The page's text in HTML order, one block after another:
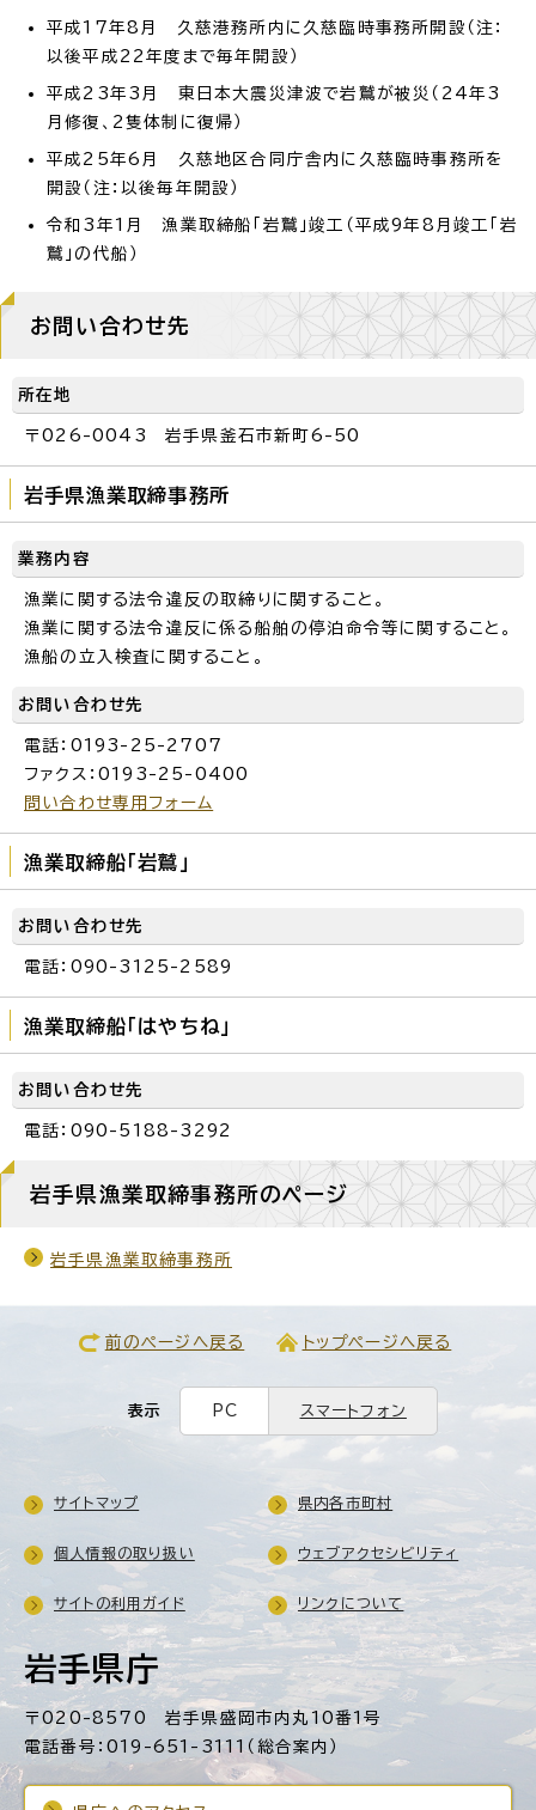
平成17年8月 久慈港務所内に久慈臨時事務所開設（注：
以後平成22年度まで毎年開設）
平成23年3月 東日本大震災津波で岩鷲が被災（24年3
月修復、2隻体制に復帰）
平成25年6月 久慈地区合同庁舎内に久慈臨時事務所を
開設（注：以後毎年開設）
令和3年1月 漁業取締船「岩鷲」竣工（平成9年8月竣工「岩
鷲」の代船）
お問い合わせ先
所在地
〒026-0043 岩手県釜石市新町6-50
岩手県漁業取締事務所
業務内容
漁業に関する法令違反の取締りに関すること。
漁業に関する法令違反に係る船舶の停泊命令等に関すること。
漁船の立入検査に関すること。
お問い合わせ先
電話：0193-25-2707
ファクス：0193-25-0400
問い合わせ専用フォーム
漁業取締船「岩鷲」
お問い合わせ先
電話：090-3125-2589
漁業取締船「はやちね」
お問い合わせ先
電話：090-5188-3292
岩手県漁業取締事務所のページ
岩手県漁業取締事務所
前のページへ戻る トップページへ戻る
表示 PC スマートフォン
岩手県庁
〒020-8570 岩手県盛岡市内丸10番1号
電話番号：019-651-3111（総合案内）
サイトマップ 県内各市町村
個人情報の取り扱い ウェブアクセシビリティ
サイトの利用ガイド リンクについて